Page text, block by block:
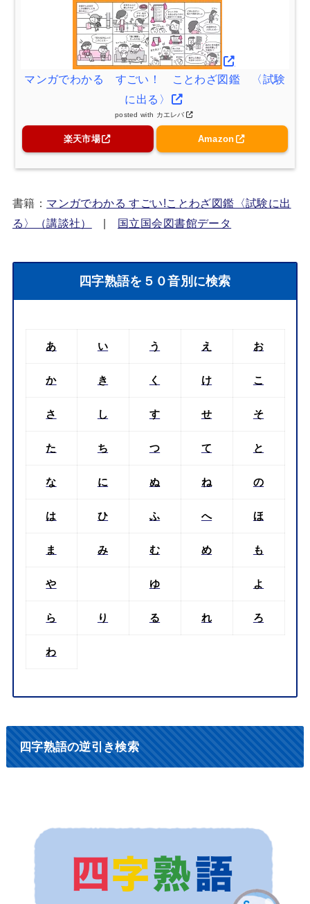
マンガでわかる すごい！ ことわざ図鑑 〈試験
に出る〉
posted with カエレバ
楽天市場 Amazon
書籍： マンガでわかる すごい!ことわざ図鑑〈試験に出
る〉（講談社）
| 国立国会図書館データ
四字熟語を５０音別に検索
あ い う え お
か き く け こ
さ し す せ そ
た ち つ て と
な に ぬ ね の
は ひ ふ へ ほ
ま み む め も
や ゆ よ
ら り る れ ろ
わ
四字熟語の逆引き検索